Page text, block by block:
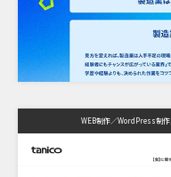
WEB制作 WordPress制作